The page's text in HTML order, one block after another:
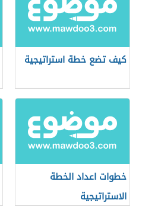
كيف تضع خطة استراتيجية
خطوات اعداد الخطة
الاستراتيجية